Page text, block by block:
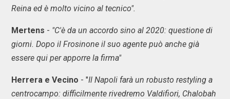
Reina ed è molto vicino al tecnico".
Mertens - "C'è da un accordo sino al 2020: questione di
giorni. Dopo il Frosinone il suo agente può anche già
essere qui per apporre la firma"
Herrera e Vecino - "Il Napoli farà un robusto restyling a
centrocampo: difficilmente rivedremo Valdifiori, Chalobah